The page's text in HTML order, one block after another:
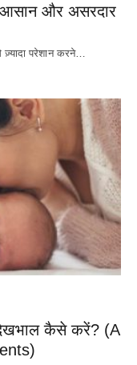
और असरदार
परेशान करने…
कैसे करें? (A